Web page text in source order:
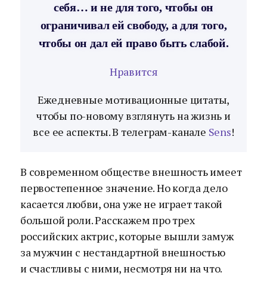
себя… и не для того, чтобы он
ограничивал ей свободу, а для того,
чтобы он дал ей право быть слабой.
Нравится
Ежедневные мотивационные цитаты,
чтобы по-новому взглянуть на жизнь и
все ее аспекты. В телеграм-канале Sens!
В современном обществе внешность имеет
первостепенное значение. Но когда дело
касается любви, она уже не играет такой
большой роли. Расскажем про трех
российских актрис, которые вышли замуж
за мужчин с нестандартной внешностью
и счастливы с ними, несмотря ни на что.